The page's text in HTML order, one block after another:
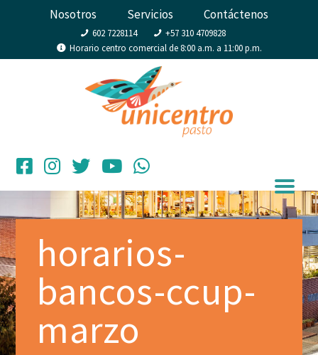
Nosotros Servicios Contáctenos
602 7228114
+57 310 4709828
Horario centro comercial de 8:00 a.m. a 11:00 p.m.
horarios-
bancos-ccup-
marzo